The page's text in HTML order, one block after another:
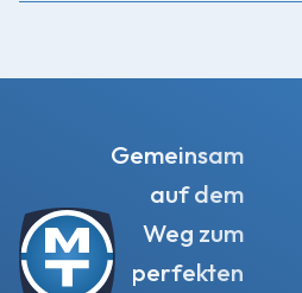
Gemeinsam
auf dem
Weg zum
perfekten